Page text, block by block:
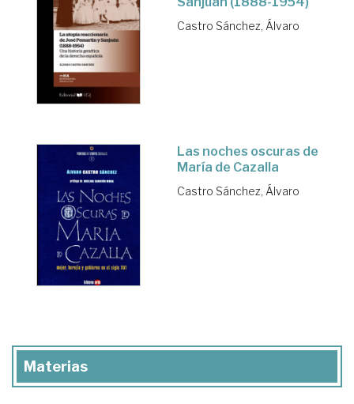
Castro Sánchez, Álvaro
Las noches oscuras de
María de Cazalla
Castro Sánchez, Álvaro
Materias